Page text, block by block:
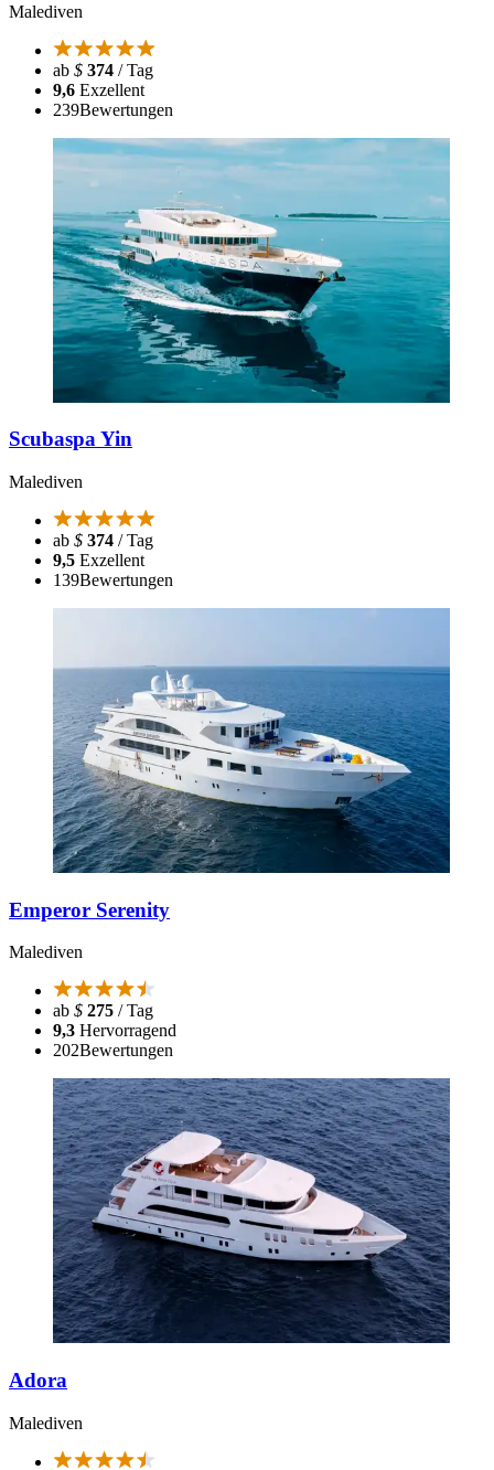
Malediven
ab $ 374 / Tag
9,6 Exzellent
239Bewertungen
Scubaspa Yin
Malediven
ab $ 374 / Tag
9,5 Exzellent
139Bewertungen
Emperor Serenity
Malediven
ab $ 275 / Tag
9,3 Hervorragend
202Bewertungen
Adora
Malediven